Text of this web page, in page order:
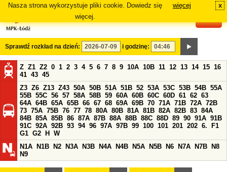
Nasza strona wykorzystuje pliki cookie. Dowiedz się
więcej.
więcej x
Sprawdź rozkład na dzień: i godzinę:
Z Z1 Z2 0 1 2 3 4 5 6 7 8 9 10A 10B 11 12 13 14 15 16
41 43 45
Z3 Z6 Z13 Z43 50A 50B 51A 51B 52 53A 53C 53B 54B 55A
55B 55C 56 57 58A 58B 59 60A 60B 60C 60D 61 62 63
64A 64B 65A 65B 66 67 68 69A 69B 70 71A 71B 72A 72B
73 75A 75B 76 77 78 80A 80B 81A 81B 82A 82B 83 84A
84B 85A 85B 86 87A 87B 88A 88B 88C 88D 89 90 91A 91B
91C 92A 92B 93 94 96 97A 97B 99 100 101 201 202 6.
F1
G1 G2 H
W
N1A
N1B N2 N3A N3B N4A N4B N5A N5B N6 N7A N7B
N8
N9